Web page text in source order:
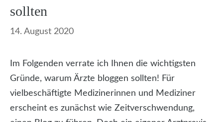
sollten
14. August 2020
Im Folgenden verrate ich Ihnen die wichtigsten
Gründe, warum Ärzte bloggen sollten! Für
vielbeschäftigte Medizinerinnen und Mediziner
erscheint es zunächst wie Zeitverschwendung,